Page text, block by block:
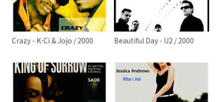
Crazy - K-Ci & Jojo / 2000 Beautiful Day - U2 / 2000